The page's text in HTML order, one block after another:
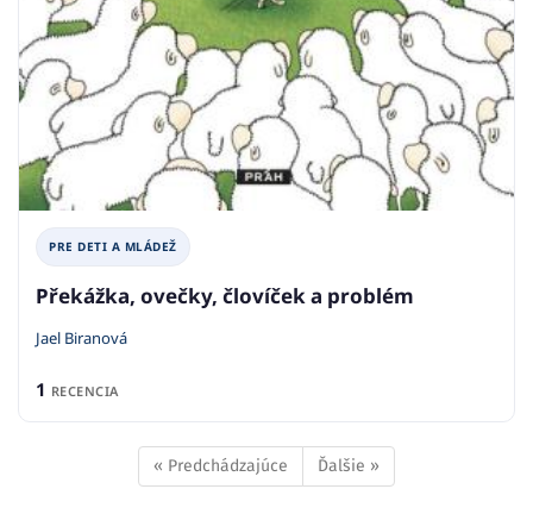
PRE DETI A MLÁDEŽ
Překážka, ovečky, človíček a problém
Jael Biranová
1 RECENCIA
« Predchádzajúce Ďalšie »